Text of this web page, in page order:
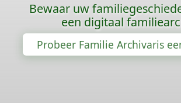
Bewaar uw
een digitaal
Probeer Familie Archivaris